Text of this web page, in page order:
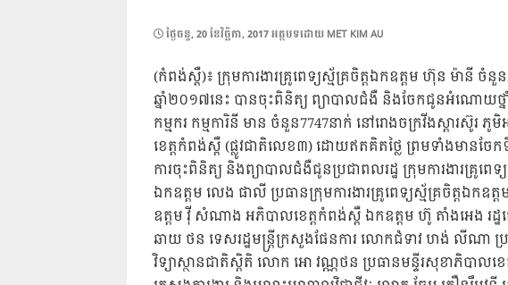
POSTED
ថ្ងៃ​ចន្ទ, 20 ខែ​វិច្ឆិកា, 2017អត្ថបទដោយ MET KIM AU
(កំពង់ស្ពឺ)៖ ក្រុមការងារគ្រូពេទ្យស្ម័គ្រចិត្តឯកឧត្តម ហ៊ុន ម៉ានី ចំនួន
ឆ្នាំ២០១៧នេះ បានចុះពិនិត្យ ព្យាបាលជំងឺ និងចែកជូនអំណោយ
កម្មករ កម្មការិនី មាន ចំនួន7747នាក់ នៅរោងចក្រវីងស្តារស៊ូ
ខេត្តកំពង់ស្ពឺ (ផ្លូវជាតិលេខ៣) ដោយឥតគិតថ្លៃ ព្រមទាំងមានចែ
ការចុះពិនិត្យ និងព្យាបាលជំងឺជូនប្រជាពលរដ្ឋ ក្រុមការងារគ្រូព
ឯកឧត្តម លេង ផាលី ប្រធានក្រុមការងារគ្រូពេទ្យស្ម័គ្រចិត្តឯក
ឧត្តម វ៉ី សំណាង អភិបាលខេត្តកំពង់ស្ពឺ ឯកឧត្តម ហ៊ូ តាំងអេង រ
ឆាយ ថន ទេសរដ្ឋមន្ត្រីក្រសួងផែនការ លោកជំទាវ ហង់ លីណា ប្
វិទ្យាស្ថានជាតិស្តិតិ លោក អោ វណ្ណថន ប្រធានមន្ទីរសុខាភិបាលខ